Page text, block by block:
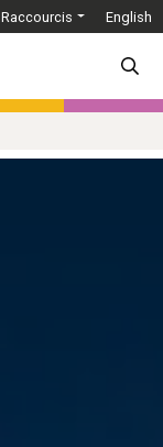
Raccourcis English